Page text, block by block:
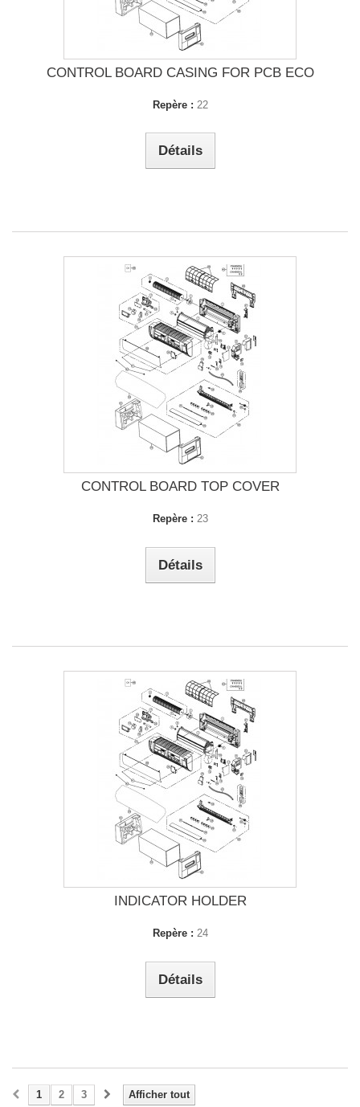
CONTROL BOARD CASING FOR PCB ECO
Repère : 22
Détails
CONTROL BOARD TOP COVER
Repère : 23
Détails
INDICATOR HOLDER
Repère : 24
Détails
Afficher tout
1 2 3